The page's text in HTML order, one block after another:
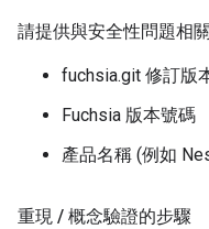
請提供與安全性問題相
fuchsia.git 修訂版
Fuchsia 版本號碼
產品名稱 (例如
重現 / 概念驗證的步驟